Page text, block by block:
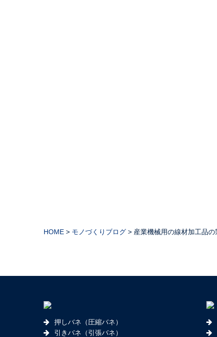
HOME > モノづくりブログ > 産業機械用の線材加工品
押しバネ（圧縮バネ）
引きバネ（引張バネ）